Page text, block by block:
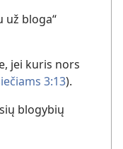
už bloga“
jei kuris nors
3:13).
blogybių